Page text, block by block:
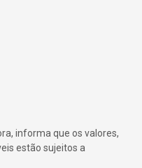
informa que os valores,
estão sujeitos a